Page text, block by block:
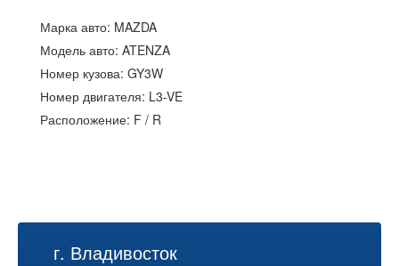
Марка авто: MAZDA
Модель авто: ATENZA
Номер кузова: GY3W
Номер двигателя: L3-VE
Расположение: F / R
г. Владивосток